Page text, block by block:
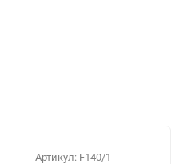
Артикул: F140/1